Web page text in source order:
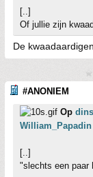
[..]
Of jullie zijn
De
#ANONIEM
Op
William_Papadin
[..]
"slechts een paar